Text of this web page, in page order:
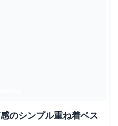
のシンプル重ね着ベス